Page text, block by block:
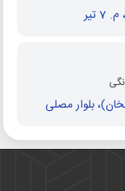
بلوار مصلی